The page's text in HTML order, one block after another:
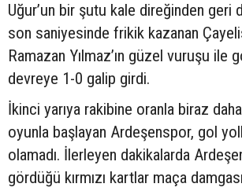
Uğur’un bir şutu kale direğinden geri
son saniyesinde frikik kazanan
Ramazan Yılmaz’ın güzel vuruşu ile
devreye 1-0 galip girdi.
İkinci yarıya rakibine oranla biraz
oyunla başlayan Ardeşenspor, gol
olamadı. İlerleyen dakikalarda
gördüğü kırmızı kartlar maça